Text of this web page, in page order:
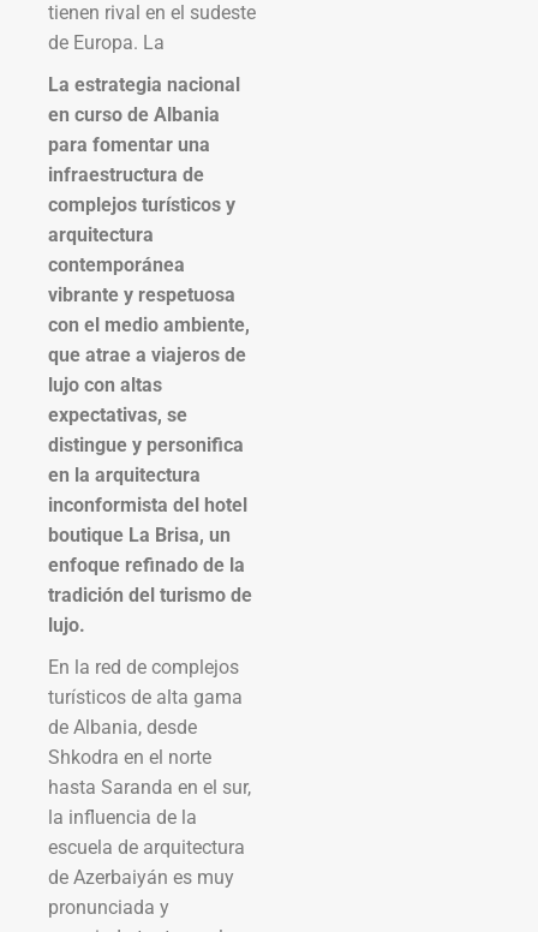
tienen rival en el sudeste
de Europa. La
La estrategia nacional
en curso de Albania
para fomentar una
infraestructura de
complejos turísticos y
arquitectura
contemporánea
vibrante y respetuosa
con el medio ambiente,
que atrae a viajeros de
lujo con altas
expectativas, se
distingue y personifica
en la arquitectura
inconformista del hotel
boutique La Brisa, un
enfoque refinado de la
tradición del turismo de
lujo.
En la red de complejos
turísticos de alta gama
de Albania, desde
Shkodra en el norte
hasta Saranda en el sur,
la influencia de la
escuela de arquitectura
de Azerbaiyán es muy
pronunciada y